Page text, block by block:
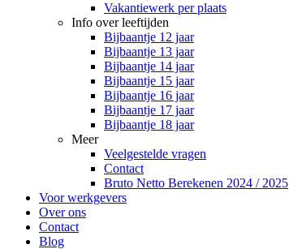
Vakantiewerk per plaats
Info over leeftijden
Bijbaantje 12 jaar
Bijbaantje 13 jaar
Bijbaantje 14 jaar
Bijbaantje 15 jaar
Bijbaantje 16 jaar
Bijbaantje 17 jaar
Bijbaantje 18 jaar
Meer
Veelgestelde vragen
Contact
Bruto Netto Berekenen 2024 / 2025
Voor werkgevers
Over ons
Contact
Blog